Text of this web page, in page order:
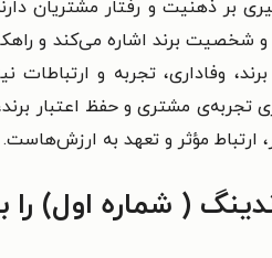
بر ذهنیت و رفتار مشتریان
برند اشاره می‌کند و
وفاداری، تجربه و
تجربه‌ی مشتری و حفظ اعتبار
ارتباط مؤثر و تعهد به ارزش‌هاست.
( شماره اول) را